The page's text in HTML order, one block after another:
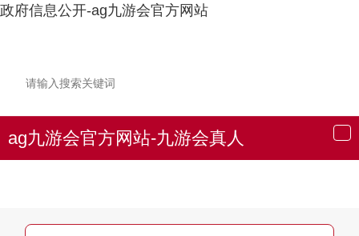
政府信息公开-ag九游会官方网站
导
航
ag九游会官方网站-九游会真人